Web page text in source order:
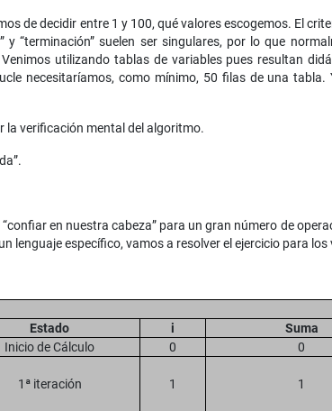
de decidir entre 1 y 100, qué valores escogemos. El
y “terminación” suelen ser singulares, por lo que
utilizando tablas de variables pues resultan
necesitaríamos, como mínimo, 50 filas de una
verificación mental del algoritmo.
en nuestra cabeza” para un gran número de
lenguaje específico, vamos a resolver el ejercicio para los
Estado
i Suma
Inicio de Cálculo
0 0
1ª iteración 1 1